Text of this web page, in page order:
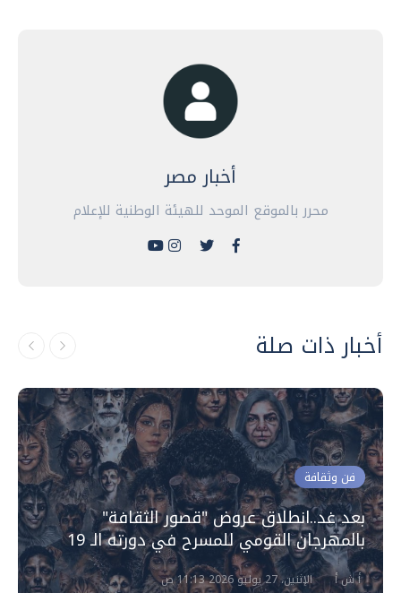
أخبار مصر
محرر بالموقع الموحد للهيئة الوطنية للإعلام
أخبار ذات صلة
فن وثقافة
بعد غد..انطلاق عروض "قصور الثقافة"
بالمهرجان القومي للمسرح في دورته الـ 19
أ ش أ الإثنين، 27 يوليو 2026 11:13 ص